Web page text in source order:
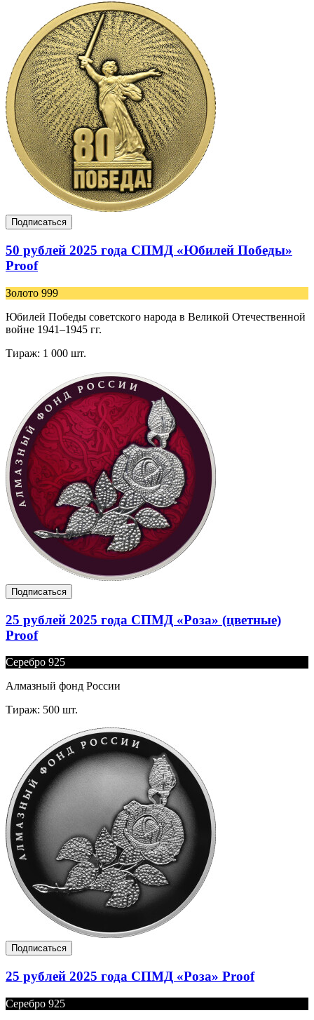
Подписаться
50 рублей 2025 года СПМД «Юбилей Победы»
Proof
Золото 999
Юбилей Победы советского народа в Великой Отечественной
войне 1941–1945 гг.
Тираж: 1 000 шт.
Подписаться
25 рублей 2025 года СПМД «Роза» (цветные)
Proof
Серебро 925
Алмазный фонд России
Тираж: 500 шт.
Подписаться
25 рублей 2025 года СПМД «Роза» Proof
Серебро 925